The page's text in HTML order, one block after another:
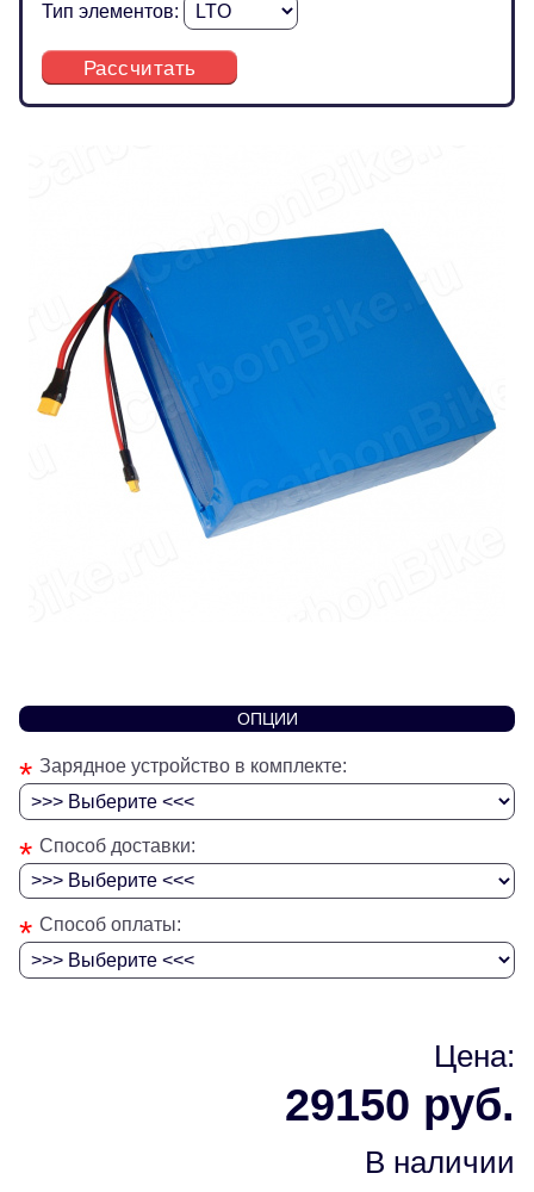
Тип элементов:
Рассчитать
ОПЦИИ
* Зарядное устройство в комплекте:
* Способ доставки:
* Способ оплаты:
Цена:
29150 руб.
В наличии